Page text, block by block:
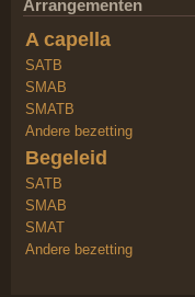
Arrangementen
A capella
SATB
SMAB
SMATB
Andere bezetting
Begeleid
SATB
SMAB
SMAT
Andere bezetting